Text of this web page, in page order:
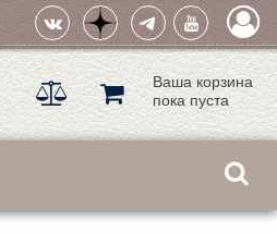
Ваша корзина
пока пуста